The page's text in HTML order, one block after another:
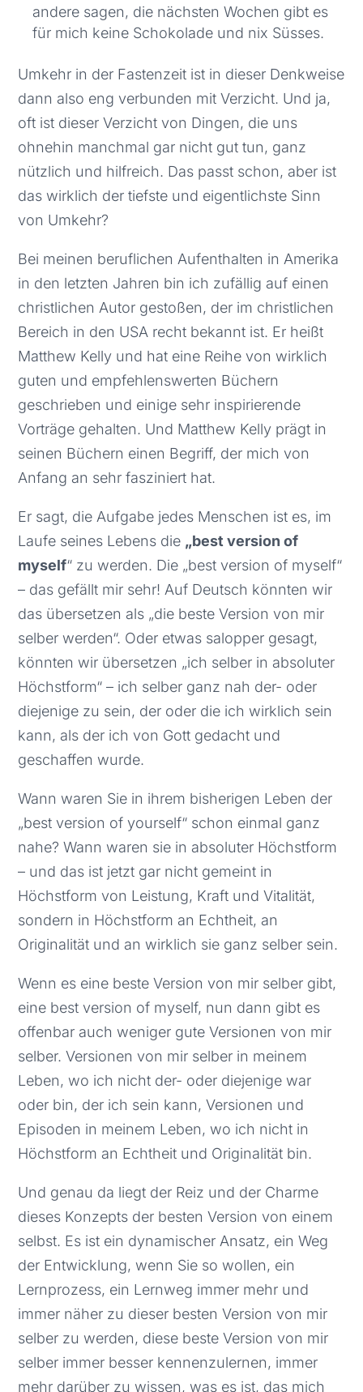
andere sagen, die nächsten Wochen gibt es
für mich keine Schokolade und nix Süsses.
Umkehr in der Fastenzeit ist in dieser Denkweise
dann also eng verbunden mit Verzicht. Und ja,
oft ist dieser Verzicht von Dingen, die uns
ohnehin manchmal gar nicht gut tun, ganz
nützlich und hilfreich. Das passt schon, aber ist
das wirklich der tiefste und eigentlichste Sinn
von Umkehr?
Bei meinen beruflichen Aufenthalten in Amerika
in den letzten Jahren bin ich zufällig auf einen
christlichen Autor gestoßen, der im christlichen
Bereich in den USA recht bekannt ist. Er heißt
Matthew Kelly und hat eine Reihe von wirklich
guten und empfehlenswerten Büchern
geschrieben und einige sehr inspirierende
Vorträge gehalten. Und Matthew Kelly prägt in
seinen Büchern einen Begriff, der mich von
Anfang an sehr fasziniert hat.
Er sagt, die Aufgabe jedes Menschen ist es, im
Laufe seines Lebens die „best version of
myself“ zu werden. Die „best version of myself“
– das gefällt mir sehr! Auf Deutsch könnten wir
das übersetzen als „die beste Version von mir
selber werden“. Oder etwas salopper gesagt,
könnten wir übersetzen „ich selber in absoluter
Höchstform“ – ich selber ganz nah der- oder
diejenige zu sein, der oder die ich wirklich sein
kann, als der ich von Gott gedacht und
geschaffen wurde.
Wann waren Sie in ihrem bisherigen Leben der
„best version of yourself“ schon einmal ganz
nahe? Wann waren sie in absoluter Höchstform
– und das ist jetzt gar nicht gemeint in
Höchstform von Leistung, Kraft und Vitalität,
sondern in Höchstform an Echtheit, an
Originalität und an wirklich sie ganz selber sein.
Wenn es eine beste Version von mir selber gibt,
eine best version of myself, nun dann gibt es
offenbar auch weniger gute Versionen von mir
selber. Versionen von mir selber in meinem
Leben, wo ich nicht der- oder diejenige war
oder bin, der ich sein kann, Versionen und
Episoden in meinem Leben, wo ich nicht in
Höchstform an Echtheit und Originalität bin.
Und genau da liegt der Reiz und der Charme
dieses Konzepts der besten Version von einem
selbst. Es ist ein dynamischer Ansatz, ein Weg
der Entwicklung, wenn Sie so wollen, ein
Lernprozess, ein Lernweg immer mehr und
immer näher zu dieser besten Version von mir
selber zu werden, diese beste Version von mir
selber immer besser kennenzulernen, immer
mehr darüber zu wissen, was es ist, das mich